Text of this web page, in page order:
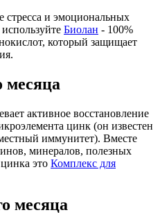
стресса и эмоциональных
Биолан - 100%
который защищает
месяца
активное восстановление
цинк (он известен
иммунитет). Вместе
минералов, полезных
это Комплекс для
месяца